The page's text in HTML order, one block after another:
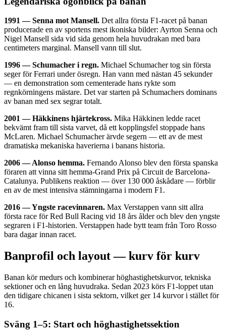
1991 — Senna mot Mansell. Det allra första F1-racet på banan
producerade en av sportens mest ikoniska bilder: Ayrton Senna och
Nigel Mansell sida vid sida genom hela huvudrakan med bara
centimeters marginal. Mansell vann till slut.
1996 — Schumacher i regn. Michael Schumacher tog sin första
seger för Ferrari under ösregn. Han vann med nästan 45 sekunder
— en demonstration som cementerade hans rykte som
regnkörningens mästare. Det var starten på Schumachers dominans
av banan med sex segrar totalt.
2001 — Häkkinens hjärtekross. Mika Häkkinen ledde racet
bekvämt fram till sista varvet, då ett kopplingsfel stoppade hans
McLaren. Michael Schumacher ärvde segern — ett av de mest
dramatiska mekaniska haverierna i banans historia.
2006 — Alonso hemma. Fernando Alonso blev den första spanska
föraren att vinna sitt hemma-Grand Prix på Circuit de Barcelona-
Catalunya. Publikens reaktion — över 130 000 åskådare — förblir
en av de mest intensiva stämningarna i modern F1.
2016 — Yngste racevinnaren. Max Verstappen vann sitt allra
första race för Red Bull Racing vid 18 års ålder och blev den yngste
segraren i F1-historien. Verstappen hade bytt team från Toro Rosso
bara dagar innan racet.
Banprofil och layout — kurv för kurv
Banan kör medurs och kombinerar höghastighets­kurvor, tekniska
sektioner och en lång huvudraka. Sedan 2023 körs F1-loppet utan
den tidigare chicanen i sista sektorn, vilket ger 14 kurvor i stället för
16.
Sväng 1–5: Start och höghastighetssektion